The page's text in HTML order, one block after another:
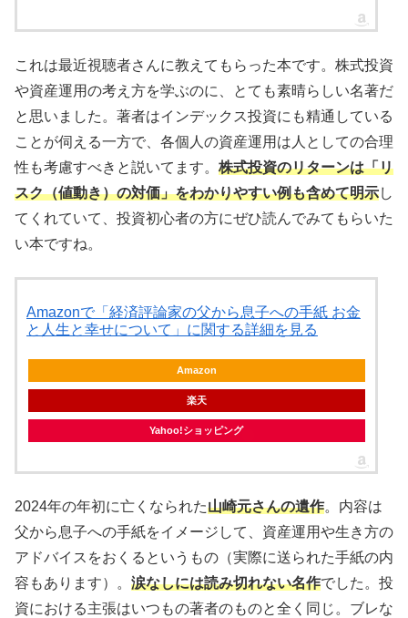
これは最近視聴者さんに教えてもらった本です。株式投資
や資産運用の考え方を学ぶのに、とても素晴らしい名著だ
と思いました。著者はインデックス投資にも精通している
ことが伺える一方で、各個人の資産運用は人としての合理
性も考慮すべきと説いてます。 株式投資のリターンは「リ
スク（値動き）の対価」をわかりやすい例も含めて明示し
てくれていて、投資初心者の方にぜひ読んでみてもらいた
い本ですね。
Amazonで「経済評論家の父から息子への手紙 お金
と人生と幸せについて」に関する詳細を見る
Amazon
楽天
Yahoo!ショッピング
2024年の年初に亡くなられた山崎元さんの遺作。内容は
父から息子への手紙をイメージして、資産運用や生き方の
アドバイスをおくるというもの（実際に送られた手紙の内
容もあります）。 涙なしには読み切れない名作でした。投
資における主張はいつもの著者のものと全く同じ。ブレな